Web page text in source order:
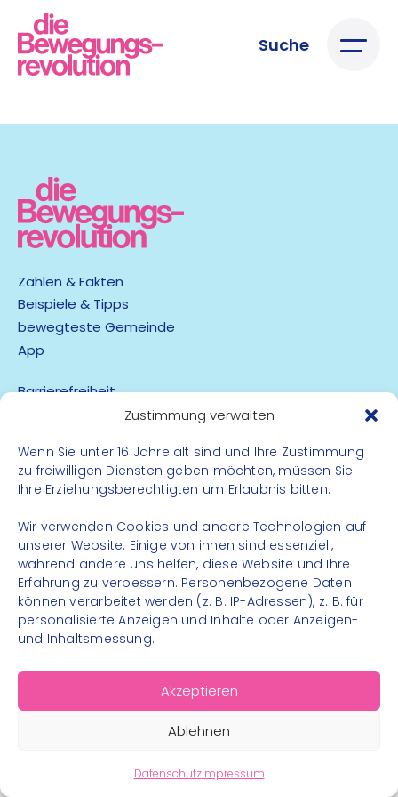
Zustimmung verwalten
Wenn Sie unter 16 Jahre alt sind und Ihre Zustimmung
zu freiwilligen Diensten geben möchten, müssen Sie
Ihre Erziehungsberechtigten um Erlaubnis bitten.
Wir verwenden Cookies und andere Technologien auf
unserer Website. Einige von ihnen sind essenziell,
während andere uns helfen, diese Website und Ihre
Erfahrung zu verbessern. Personenbezogene Daten
können verarbeitet werden (z. B. IP-Adressen), z. B. für
personalisierte Anzeigen und Inhalte oder Anzeigen-
und Inhaltsmessung.
Akzeptieren
Ablehnen
DatenschutzImpressum
Suche
Zahlen & Fakten
Beispiele & Tipps
bewegteste Gemeinde
App
Barrierefreiheit
Kontakt
Instagram
Facebook
© 2026 – Bewegungsland Steiermark gGmbH - Alle